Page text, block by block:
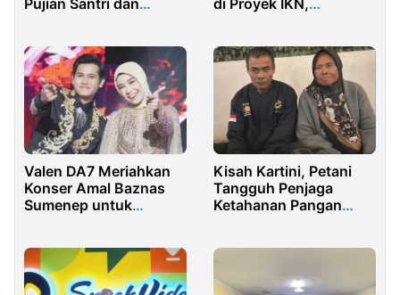
Pemerintahan
Valen DA7 Meriahkan
Konser Amal Baznas
Sumenep untuk
Kisah Kartini, Petani
Tangguh Penjaga
Ketahanan Pangan